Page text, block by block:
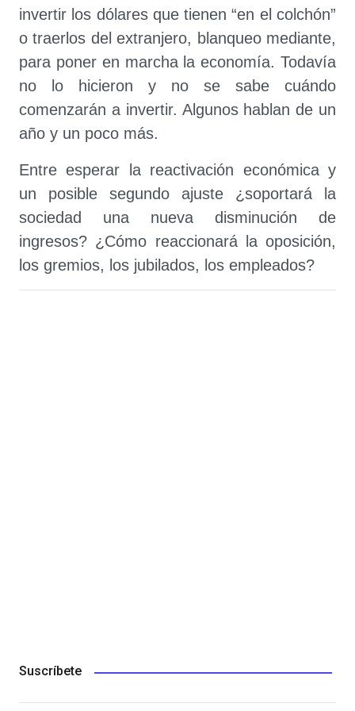
invertir los dólares que tienen “en el colchón”
o traerlos del extranjero, blanqueo mediante,
para poner en marcha la economía. Todavía
no lo hicieron y no se sabe cuándo
comenzarán a invertir. Algunos hablan de un
año y un poco más.
Entre esperar la reactivación económica y
un posible segundo ajuste ¿soportará la
sociedad una nueva disminución de
ingresos? ¿Cómo reaccionará la oposición,
los gremios, los jubilados, los empleados?
Suscríbete